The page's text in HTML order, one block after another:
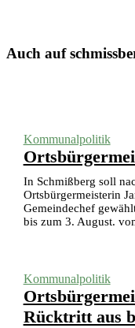
Auch auf
Kommunalpolitik
In Schmißberg soll
Ortsbürgermeisterin
Gemeindechef
bis zum 3. August.
Kommunalpolitik
Rücktritt aus